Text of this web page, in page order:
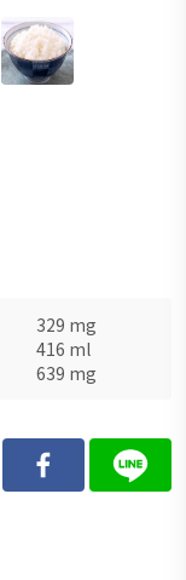
329 mg
416 ml
639 mg